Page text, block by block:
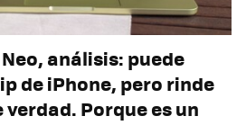
análisis: puede
de iPhone, pero rinde
Porque es un